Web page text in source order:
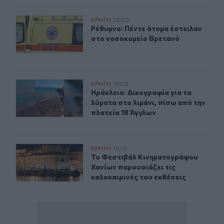
Ρέθυμνο: Πέντε άτομα έστειλαν στο νοσοκομείο
ΚΡΗΤΗ 20:03
Ρέθυμνο: Πέντε άτομα έστειλαν
Ρέθυμνο: Πέντε άτομα έστειλαν
στο νοσοκομείο Βρετανό
Ηράκλειο: Δικογραφία για τα λύματα στο λιμάνι, πίσω
ΚΡΗΤΗ 19:59
Ηράκλειο: Δικογραφία για τα
Ηράκλειο: Δικογραφία για τα
λύματα στο λιμάνι, πίσω από την
πλατεία 18 Άγγλων
Το Φεστιβάλ Κινηματογράφου Χανίων παρουσιάζει τις
ΚΡΗΤΗ 19:13
Το Φεστιβάλ Κινηματογράφου
Το Φεστιβάλ Κινηματογράφου
Χανίων παρουσιάζει τις
καλοκαιρινές του εκθέσεις